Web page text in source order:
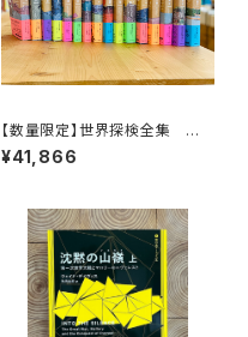
【数量限定】世界探検全集 全1
6巻＋全巻購入特典「第17巻（非
売品）」【当店限定】
¥41,866